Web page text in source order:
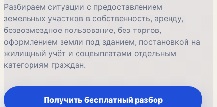
Разбираем ситуации с предоставлением
земельных участков в собственность, аренду,
безвозмездное пользование, без торгов,
оформлением земли под зданием, постановкой на
жилищный учёт и соцвыплатами отдельным
категориям граждан.
Получить бесплатный разбор